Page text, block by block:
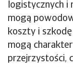
logistycznych i
mogą
koszty i
mogą
przejrzystości,